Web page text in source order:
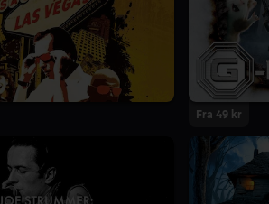
Fra 49 kr